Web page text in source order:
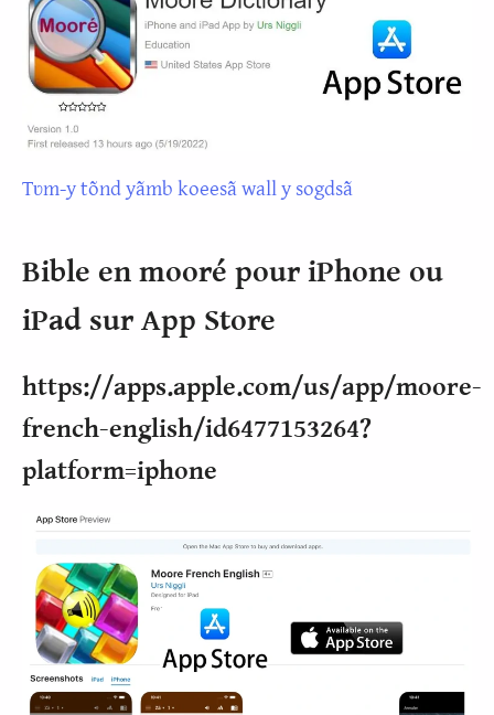
Tʋm-y tõnd yãmb koeesã wall y sogdsã
Bible en mooré pour iPhone ou
iPad sur App Store
https://apps.apple.com/us/app/moore-
french-english/id6477153264?
platform=iphone